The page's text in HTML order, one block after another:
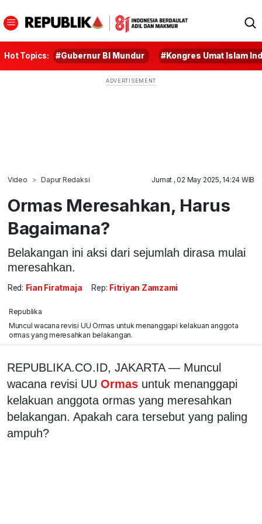
Hot Topics: #Gubernur BI Mundur #Kongres Umat Islam
Video Dapur Redaksi Jumat , 02 May 2025, 14:24 WIB
Ormas Meresahkan, Harus
Bagaimana?
Belakangan ini aksi dari sejumlah dirasa mulai
meresahkan.
Red: Fian Firatmaja Rep: Fitriyan Zamzami
Republika
Muncul wacana revisi UU Ormas untuk menanggapi kelakuan anggota
ormas yang meresahkan belakangan.
REPUBLIKA.CO.ID, JAKARTA — Muncul
wacana revisi UU Ormas untuk menanggapi
kelakuan anggota ormas yang meresahkan
belakangan. Apakah cara tersebut yang paling
ampuh?